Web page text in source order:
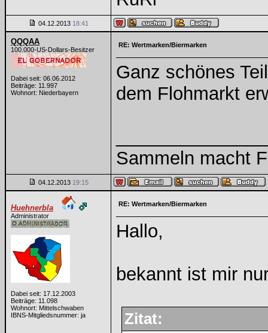
04.12.2013 18:41
QQQAA
100.000-US-Dollars-Besitzer
Dabei seit: 06.06.2012
Beiträge: 11.997
Wohnort: Niederbayern
RE: Wertmarken/Biermarken
Ganz schönes
dem Flohmarkt
Sammeln macht
04.12.2013 19:15
Huehnerbla
Administrator
Dabei seit: 17.12.2003
Beiträge: 11.098
Wohnort: Mittelschwaben
IBNS-Mitgliedsnummer: ja
RE: Wertmarken/Biermarken
Hallo,
bekannt ist mir
Zitat: